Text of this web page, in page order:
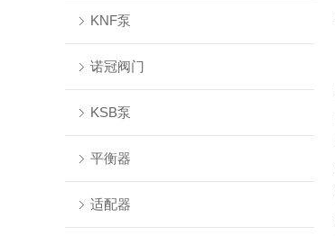
KNF泵
诺冠阀门
KSB泵
平衡器
适配器